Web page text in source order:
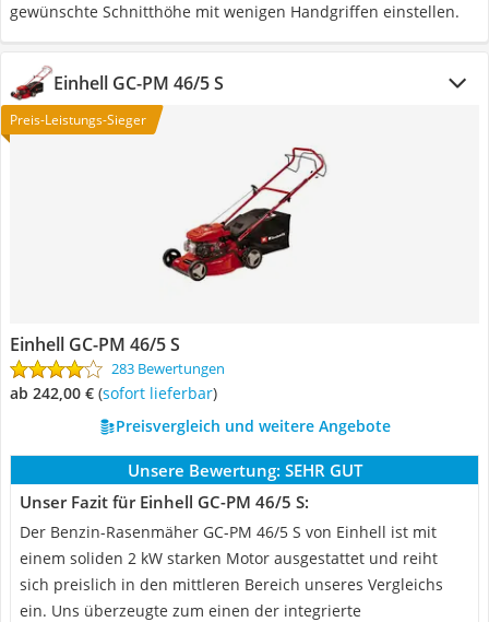
gewünschte Schnitthöhe mit wenigen Handgriffen einstellen.
Einhell GC-PM 46/5 S
Preis-Leistungs-Sieger
Einhell GC-PM 46/5 S
283 Bewertungen
ab 242,00 € ( Sofort lieferbar)
Preisvergleich und weitere Angebote
Unsere Bewertung: SEHR GUT
Unser Fazit für Einhell GC-PM 46/5 S:
Der Benzin-Rasenmäher GC-PM 46/5 S von Einhell ist mit
einem soliden 2 kW starken Motor ausgestattet und reiht
sich preislich in den mittleren Bereich unseres Vergleichs
ein. Uns überzeugte zum einen der integrierte